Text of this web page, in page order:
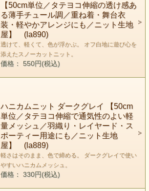
【50cm単位／タテヨコ伸縮の透け感あ
る薄手チュール調／重ね着・舞台衣
装・軽やかアレンジにも／ニット生地
屋】 (la890)
透けて、軽くて、色が浮かぶ。 オフ白地に遊び心を
添えたスノーカットニット。
価格： 550円(税込)
ハニカムニット ダークグレイ 【50cm
単位／タテヨコ伸縮で通気性のよい軽
量メッシュ／羽織り・レイヤード・ス
ポーティー用途にも／ニット生地
屋】 (la889)
軽さはそのまま、色で締める。 ダークグレイで使い
やすいハニカムメッシュ。
価格： 330円(税込)